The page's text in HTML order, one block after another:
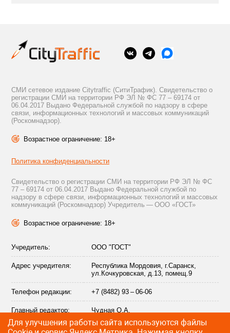
СМИ сетевое издание Citytraffic (СитиТрафик). Свидетельство о
регистрации СМИ на территории РФ ЭЛ № ФС 77 – 69174 от
06.04.2017 Выдано Федеральной службой по надзору в сфере
связи, информационных технологий и массовых коммуникаций
(Роскомнадзор).
Возрастное ограничение: 18+
Политика конфиденциальности
Свидетельство о регистрации СМИ на территории РФ ЭЛ № ФС
77 – 69174 от 06.04.2017 Выдано Федеральной службой по
надзору в сфере связи, информационных технологий и массовых
коммуникаций (Роскомнадзор) Учредитель — ООО «ГОСТ»
Возрастное ограничение: 18+
Учредитель: ООО "ГОСТ"
Адрес учредителя:
Республика Мордовия, г.Саранск,
ул.Кочкуровская, д.13, помещ.9
Телефон редакции: +7 (8482) 93 – 06-06
Главный редактор: Чудная О.А.
Адрес электронной
info@citytraffic.ru
Для улучшения работы сайта используются файлы